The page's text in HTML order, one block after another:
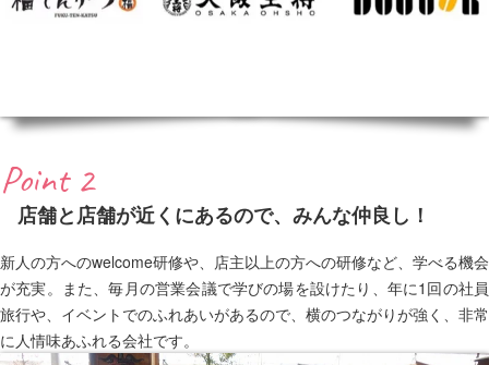
Point 2
店舗と店舗が近くにあるので、みんな仲良し！
新人の方へのwelcome研修や、店主以上の方への研修など、学べる機会
が充実。また、毎月の営業会議で学びの場を設けたり、年に1回の社員
旅行や、イベントでのふれあいがあるので、横のつながりが強く、非常
に人情味あふれる会社です。